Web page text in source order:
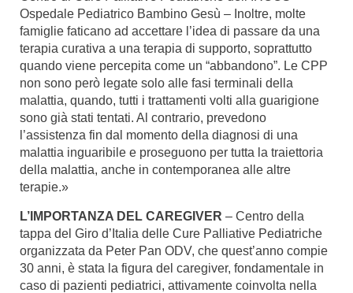
Ospedale Pediatrico Bambino Gesù – Inoltre, molte
famiglie faticano ad accettare l’idea di passare da una
terapia curativa a una terapia di supporto, soprattutto
quando viene percepita come un “abbandono”. Le CPP
non sono però legate solo alle fasi terminali della
malattia, quando, tutti i trattamenti volti alla guarigione
sono già stati tentati. Al contrario, prevedono
l’assistenza fin dal momento della diagnosi di una
malattia inguaribile e proseguono per tutta la traiettoria
della malattia, anche in contemporanea alle altre
terapie.»
L’IMPORTANZA DEL CAREGIVER – Centro della
tappa del Giro d’Italia delle Cure Palliative Pediatriche
organizzata da Peter Pan ODV, che quest’anno compie
30 anni, è stata la figura del caregiver, fondamentale in
caso di pazienti pediatrici, attivamente coinvolta nella